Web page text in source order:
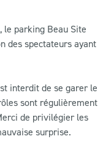
le parking Beau Site
des spectateurs ayant
interdit de se garer le
sont régulièrement
de privilégier les
surprise.